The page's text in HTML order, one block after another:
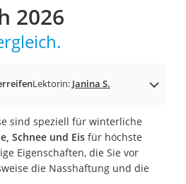
l)
2026
Lektorin: Janina S.
sind speziell für winterliche
Schnee und Eisfür höchste
Eigenschaften, die Sie vor
die Nasshaftung und die